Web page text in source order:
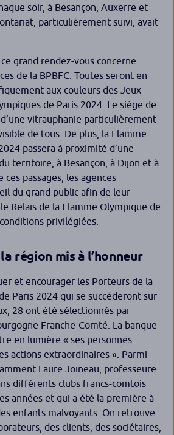
soir, à Besançon, Auxerre et
particulièrement suivi, avait
grand rendez-vous concerne
de la BPBFC. Toutes seront en
aux couleurs des Jeux
de Paris 2024. Le siège de
vitrauphanie particulièrement
de tous. De plus, la Flamme
passera à proximité d’une
territoire, à Besançon, à Dijon et à
passages, les agences
du grand public afin de leur
Relais de la Flamme Olympique de
privilégiées.
région mis à l’honneur
et encourager les Porteurs de la
Paris 2024 qui se succéderont sur
28 ont été sélectionnés par
Franche-Comté. La banque
en lumière « ses personnes
actions extraordinaires ». Parmi
Laure Joineau, professeure
différents clubs francs-comtois
années et qui a été la première à
enfants malvoyants. On retrouve
des clients, des sociétaires,